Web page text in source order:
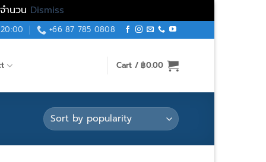
ำนวน Dismiss
+66 87 785 0808
Cart /฿0.00